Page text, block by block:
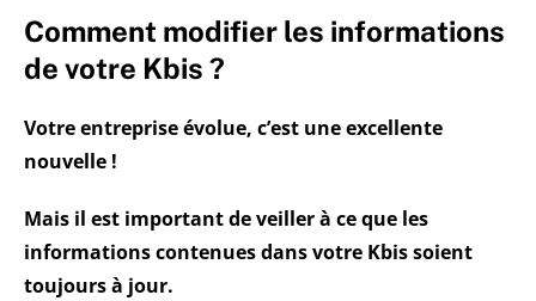
Comment modifier les informations
de votre Kbis ?
Votre entreprise évolue, c’est une excellente
nouvelle !
Mais il est important de veiller à ce que les
informations contenues dans votre Kbis soient
toujours à jour.